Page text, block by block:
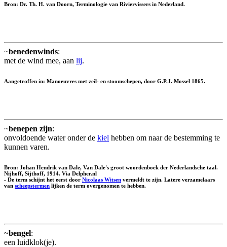
Bron: Dr. Th. H. van Doorn, Terminologie van Riviervissers in Nederland.
~benedenwinds:
met de wind mee, aan lij.
Aangetroffen in: Manoeuvres met zeil- en stoomschepen, door G.P.J. Mossel 1865.
~benepen zijn:
onvoldoende water onder de kiel hebben om naar de bestemming te
kunnen varen.
Bron: Johan Hendrik van Dale, Van Dale's groot woordenboek der Nederlandsche taal.
Nijhoff, Sijthoff, 1914. Via Delpher.nl
- De term schijnt het eerst door Nicolaas Witsen vermeldt te zijn. Latere verzamelaars
van scheepstermen lijken de term overgenomen te hebben.
~bengel:
een luidklok(je).